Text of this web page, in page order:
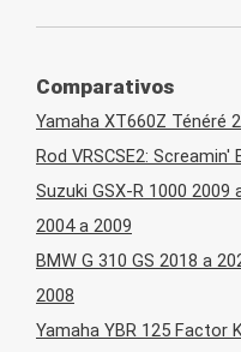
Comparativos
Yamaha XT660Z Ténéré
Rod VRSCSE2: Screamin'
Suzuki GSX-R 1000
2004 a 2009
BMW G 310 GS 2018 a
2008
Yamaha YBR 125 Factor